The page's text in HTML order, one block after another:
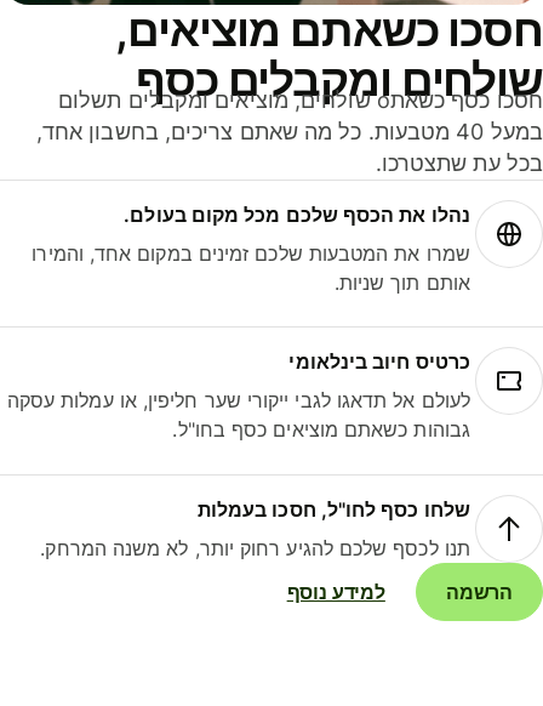
כשאתם מוציאים,
ומקבלים כסף
חסכו כסף כשאתo שולחים, מוציאים ומקבלים תשלום
במעל 40 מטבעות. כל מה שאתם צריכים, בחשבון אחד,
עת שתצטרכו.
נהלו את הכסף שלכם מכל מקום בעולם.
שמרו את המטבעות שלכם זמינים במקום אחד, והמירו
אותם תוך שניות.
כרטיס חיוב בינלאומי
לעולם אל תדאגו לגבי ייקורי שער חליפין, או עמלות עסקה
גבוהות כשאתם מוציאים כסף בחו"ל.
שלחו כסף לחו"ל, חסכו בעמלות
תנו לכסף שלכם להגיע רחוק יותר, לא משנה המרחק.
הרשמה
למידע נוסף